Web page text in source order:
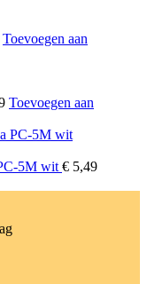
Toevoegen aan
Toevoegen aan
5M wit € 5,49